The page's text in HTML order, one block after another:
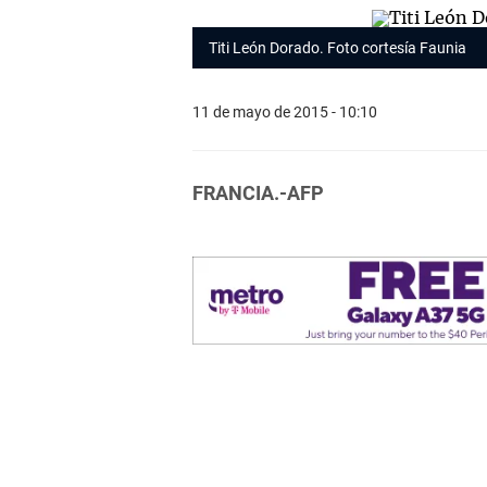
Titi León Dorado. Foto cortesía Faunia
11 de mayo de 2015 - 10:10
FRANCIA.-AFP